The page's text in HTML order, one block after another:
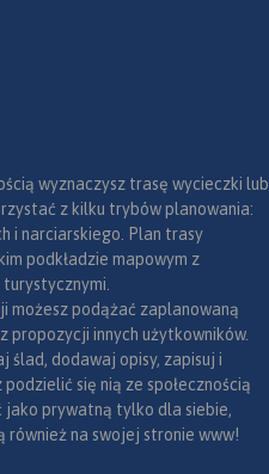
wyznaczysz trasę wycieczki lub
z kilku trybów planowania:
i narciarskiego. Plan trasy
podkładzie mapowym z
możesz podążać zaplanowaną
propozycji innych użytkowników.
ślad, dodawaj opisy, zapisuj i
się nią ze społecznością
jako prywatną tylko dla siebie,
również na swojej stronie www!